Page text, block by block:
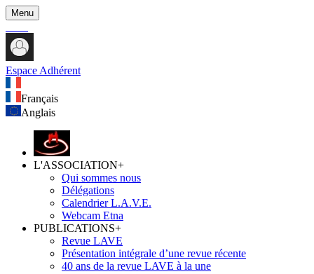
Menu
Espace Adhérent
Français
Anglais
L'ASSOCIATION+
Qui sommes nous
Délégations
Calendrier L.A.V.E.
Webcam Etna
PUBLICATIONS+
Revue LAVE
Présentation intégrale d’une revue récente
40 ans de la revue LAVE à la une